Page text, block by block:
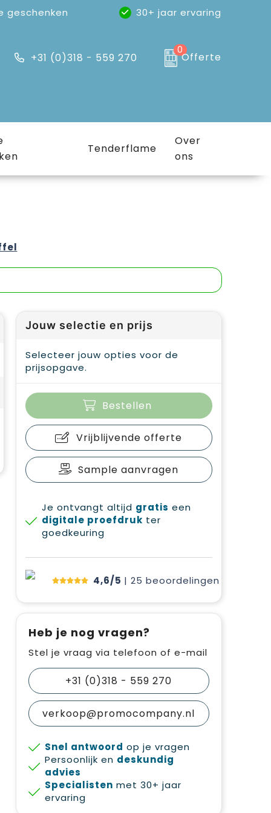
geschenken 30+ jaar ervaring
+31 (0)318 - 559 270
0
Offerte
Tenderflame
Over
ons
Jouw selectie en prijs
Selecteer jouw opties voor de
prijsopgave.
Bestellen
Vrijblijvende offerte
Sample aanvragen
Je ontvangt altijd gratis een
digitale proefdruk ter
goedkeuring
4,6/5 | 25 beoordelingen
Heb je nog vragen?
Stel je vraag via telefoon of e-mail
+31 (0)318 - 559 270
verkoop@promocompany.nl
Snel antwoord op je vragen
Persoonlijk en deskundig
advies
Specialisten met 30+ jaar
ervaring